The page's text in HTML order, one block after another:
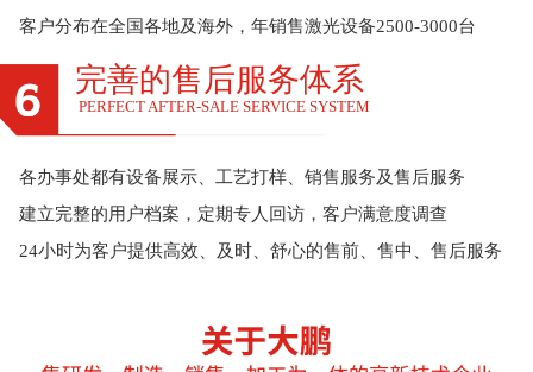
客户分布在全国各地及海外，年销售激光设备2500-3000台
完善的售后服务体系
PERFECT AFTER-SALE SERVICE SYSTEM
各办事处都有设备展示、工艺打样、销售服务及售后服务
建立完整的用户档案，定期专人回访，客户满意度调查
24小时为客户提供高效、及时、舒心的售前、售中、售后服务